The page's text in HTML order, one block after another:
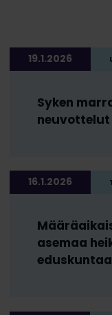
19.1.2026
Syken
16.1.2026
asemaa